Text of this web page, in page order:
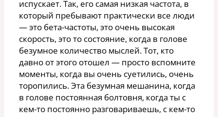
испускает. Так, его самая низкая частота, в
который пребывают практически все люди
— это бета-частоты, это очень высокая
скорость, это то состояние, когда в голове
безумное количество мыслей. Тот, кто
давно от этого отошел — просто вспомните
моменты, когда вы очень суетились, очень
торопились. Эта безумная мешанина, когда
в голове постоянная болтовня, когда ты с
кем-то постоянно разговариваешь, с кем-то